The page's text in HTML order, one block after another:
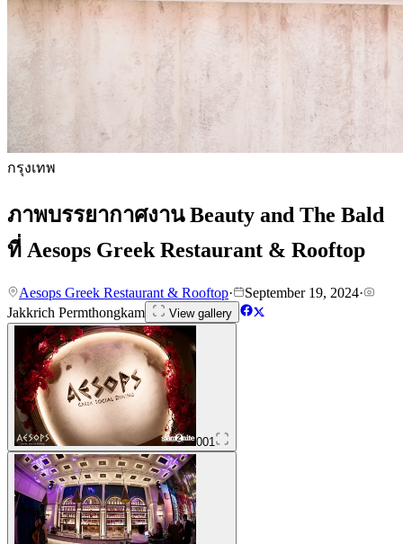
กรุงเทพ
ภาพบรรยากาศงาน Beauty and The Bald
ที่ Aesops Greek Restaurant & Rooftop
Aesops Greek Restaurant & Rooftop· September 19, 2024·
Jakkrich Permthongkam
View gallery
001